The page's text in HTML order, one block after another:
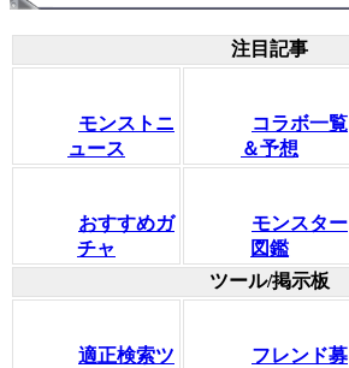
注目記事
モンストニ
ュース
コラボ一覧
＆予想
おすすめガ
チャ
モンスター
図鑑
ツール/掲示板
適正検索ツ
フレンド募